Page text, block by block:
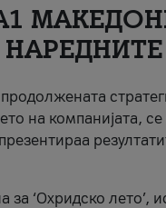
продолжената
на компанијата,
за ‘Охридско